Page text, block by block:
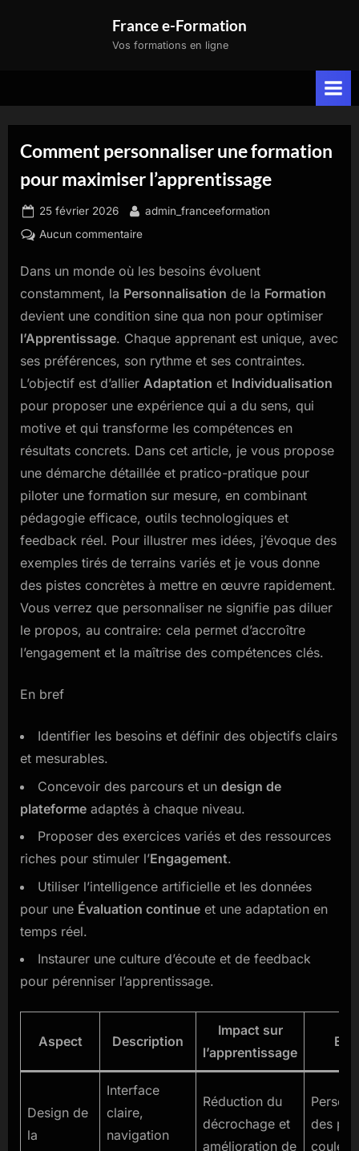
France e-Formation
Vos formations en ligne
Comment personnaliser une formation
pour maximiser l’apprentissage
Posted
on
25 février 2026 By
admin_franceeformation
Aucun commentairesur
personnaliser
une
pour
maximiser
l’apprentissage
Dans un monde où les besoins évoluent
constamment, la Personnalisation de la Formation
devient une condition sine qua non pour optimiser
l’Apprentissage. Chaque apprenant est unique, avec
ses préférences, son rythme et ses contraintes.
L’objectif est d’allier Adaptation et Individualisation
pour proposer une expérience qui a du sens, qui
motive et qui transforme les compétences en
résultats concrets. Dans cet article, je vous propose
une démarche détaillée et pratico-pratique pour
piloter une formation sur mesure, en combinant
pédagogie efficace, outils technologiques et
feedback réel. Pour illustrer mes idées, j’évoque des
exemples tirés de terrains variés et je vous donne
des pistes concrètes à mettre en œuvre rapidement.
Vous verrez que personnaliser ne signifie pas diluer
le propos, au contraire: cela permet d’accroître
l’engagement et la maîtrise des compétences clés.
En bref
Identifier les besoins et définir des objectifs clairs
et mesurables.
Concevoir des parcours et un design de
plateforme adaptés à chaque niveau.
Proposer des exercices variés et des ressources
riches pour stimuler l’Engagement.
Utiliser l’intelligence artificielle et les données
pour une Évaluation continue et une adaptation en
temps réel.
Instaurer une culture d’écoute et de feedback
pour pérenniser l’apprentissage.
Aspect Description
Impact sur
l’apprentissage
Design de
la
Interface
claire,
navigation
Réduction du
décrochage et
amélioration de
des